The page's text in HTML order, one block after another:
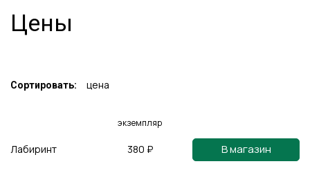
Цены
Сортировать: цена
экземпляр
Лабиринт 380 ₽ В магазин